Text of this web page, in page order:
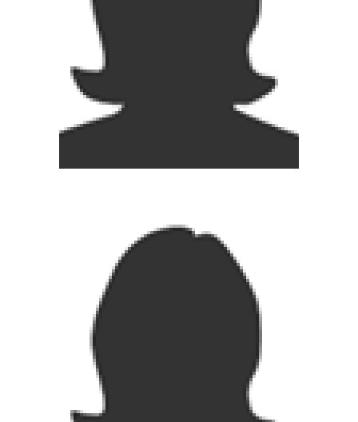
postgrado.enfermeria@uv.cl
gestionpostgrado.enfermeria@uv.cl